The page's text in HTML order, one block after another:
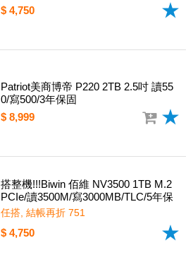
$ 4,750
Patriot美商博帝 P220 2TB 2.5吋 讀55
0/寫500/3年保固
$ 8,999
搭整機!!!Biwin 佰維 NV3500 1TB M.2
PCIe/讀3500M/寫3000MB/TLC/5年保
任搭, 結帳再折 751
$ 4,750